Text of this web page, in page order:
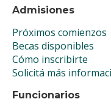
Admisiones
Próximos comienzos
Becas disponibles
Cómo inscribirte
Solicitá más
Funcionarios